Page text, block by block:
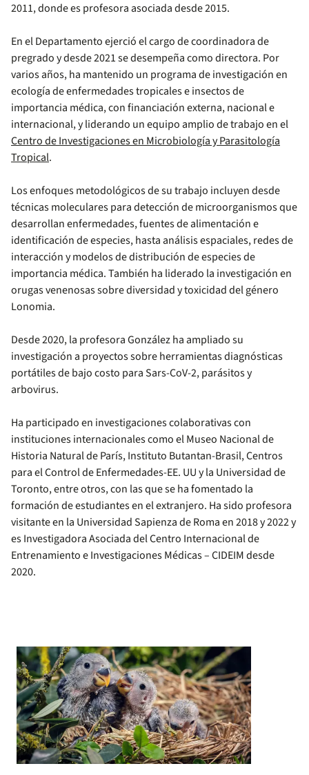
2011, donde es profesora asociada desde 2015.
En el Departamento ejerció el cargo de coordinadora de
pregrado y desde 2021 se desempeña como directora. Por
varios años, ha mantenido un programa de investigación en
ecología de enfermedades tropicales e insectos de
importancia médica, con financiación externa, nacional e
internacional, y liderando un equipo amplio de trabajo en el
Centro de Investigaciones en Microbiología y Parasitología
Tropical.
Los enfoques metodológicos de su trabajo incluyen desde
técnicas moleculares para detección de microorganismos que
desarrollan enfermedades, fuentes de alimentación e
identificación de especies, hasta análisis espaciales, redes de
interacción y modelos de distribución de especies de
importancia médica. También ha liderado la investigación en
orugas venenosas sobre diversidad y toxicidad del género
Lonomia.
Desde 2020, la profesora González ha ampliado su
investigación a proyectos sobre herramientas diagnósticas
portátiles de bajo costo para Sars-CoV-2, parásitos y
arbovirus.
Ha participado en investigaciones colaborativas con
instituciones internacionales como el Museo Nacional de
Historia Natural de París, Instituto Butantan-Brasil, Centros
para el Control de Enfermedades-EE. UU y la Universidad de
Toronto, entre otros, con las que se ha fomentado la
formación de estudiantes en el extranjero. Ha sido profesora
visitante en la Universidad Sapienza de Roma en 2018 y 2022 y
es Investigadora Asociada del Centro Internacional de
Entrenamiento e Investigaciones Médicas – CIDEIM desde
2020.